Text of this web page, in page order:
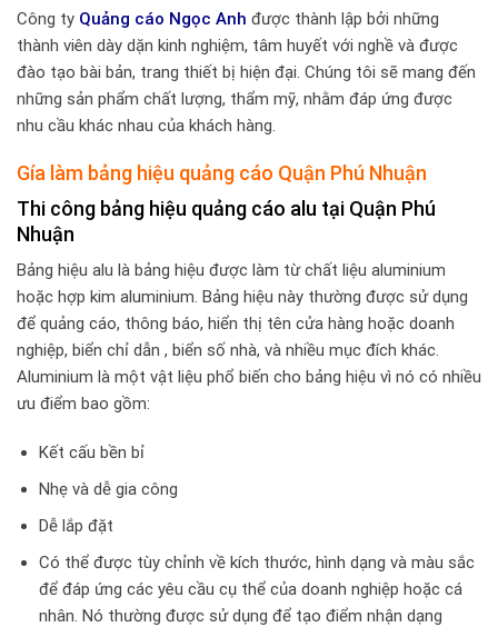
Công ty Quảng cáo Ngọc Anh được thành lập bởi những
thành viên dày dặn kinh nghiệm, tâm huyết với nghề và được
đào tạo bài bản, trang thiết bị hiện đại. Chúng tôi sẽ mang đến
những sản phẩm chất lượng, thẩm mỹ, nhằm đáp ứng được
nhu cầu khác nhau của khách hàng.
Gía làm bảng hiệu quảng cáo Quận Phú Nhuận
Thi công bảng hiệu quảng cáo alu tại Quận Phú
Nhuận
Bảng hiệu alu là bảng hiệu được làm từ chất liệu aluminium
hoặc hợp kim aluminium. Bảng hiệu này thường được sử dụng
để quảng cáo, thông báo, hiển thị tên cửa hàng hoặc doanh
nghiệp, biển chỉ dẫn , biển số nhà, và nhiều mục đích khác.
Aluminium là một vật liệu phổ biến cho bảng hiệu vì nó có nhiều
ưu điểm bao gồm:
Kết cấu bền bỉ
Nhẹ và dễ gia công
Dễ lắp đặt
Có thể được tùy chỉnh về kích thước, hình dạng và màu sắc
để đáp ứng các yêu cầu cụ thể của doanh nghiệp hoặc cá
nhân. Nó thường được sử dụng để tạo điểm nhận dạng